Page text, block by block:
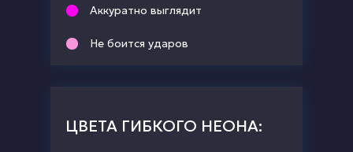
ЦВЕТА ГИБКОГО НЕОНА:
Аккуратно выглядит
Не боится ударов